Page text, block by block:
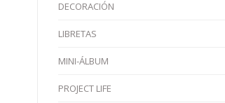
DECORACIÓN
LIBRETAS
MINI-ÁLBUM
PROJECT LIFE